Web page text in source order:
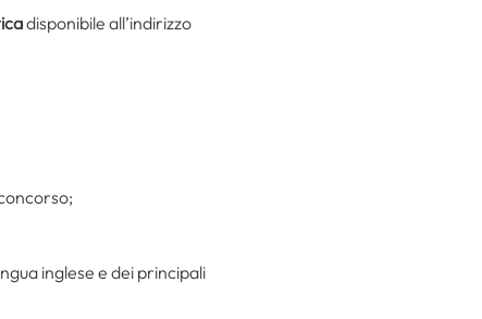
disponibile all’indirizzo
inglese e dei principali